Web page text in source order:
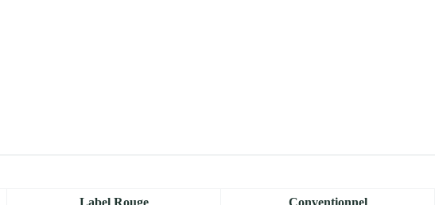
Label Rouge Conventionnel